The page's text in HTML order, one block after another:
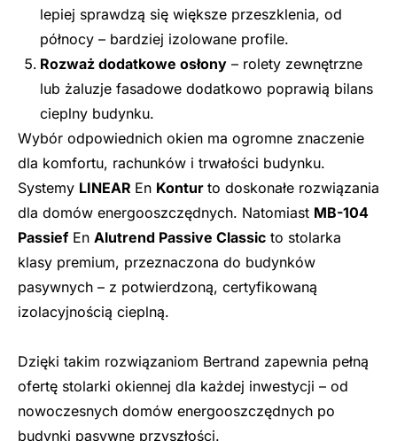
lepiej sprawdzą się większe przeszklenia, od
północy – bardziej izolowane profile.
Rozważ dodatkowe osłony – rolety zewnętrzne
lub żaluzje fasadowe dodatkowo poprawią bilans
cieplny budynku.
Wybór odpowiednich okien ma ogromne znaczenie
dla komfortu, rachunków i trwałości budynku.
Systemy LINEAR En Kontur to doskonałe rozwiązania
dla domów energooszczędnych. Natomiast MB-104
PassiefEn Alutrend Passive Classic to stolarka
klasy premium, przeznaczona do budynków
pasywnych – z potwierdzoną, certyfikowaną
izolacyjnością cieplną.
Dzięki takim rozwiązaniom Bertrand zapewnia pełną
ofertę stolarki okiennej dla każdej inwestycji – od
nowoczesnych domów energooszczędnych po
budynki pasywne przyszłości.